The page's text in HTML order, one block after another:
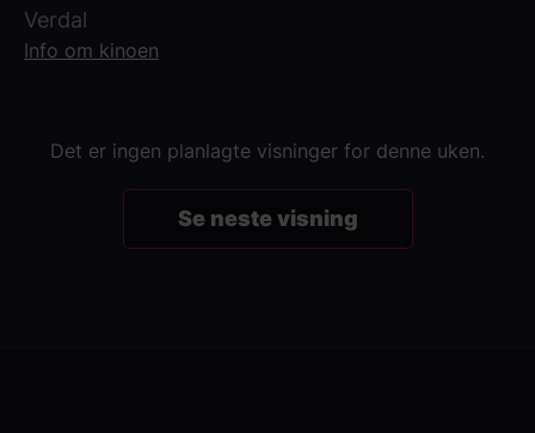
Verdal
Info om kinoen
Det er ingen planlagte visninger for denne uken.
Se neste visning